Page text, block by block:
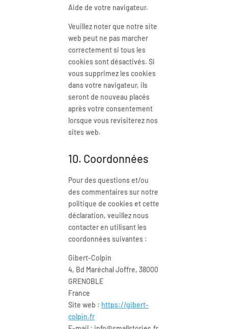
Aide de votre navigateur.
Veuillez noter que notre site
web peut ne pas marcher
correctement si tous les
cookies sont désactivés. Si
vous supprimez les cookies
dans votre navigateur, ils
seront de nouveau placés
après votre consentement
lorsque vous revisiterez nos
sites web.
10. Coordonnées
Pour des questions et/ou
des commentaires sur notre
politique de cookies et cette
déclaration, veuillez nous
contacter en utilisant les
coordonnées suivantes :
Gibert-Colpin
4, Bd Maréchal Joffre, 38000
GRENOBLE
France
Site web : https://gibert-
colpin.fr